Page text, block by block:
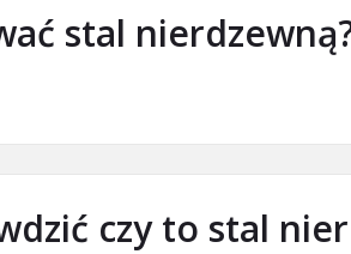
stal
czy to stal